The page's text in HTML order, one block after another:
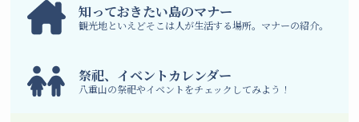
知っておきたい島のマナー
観光地といえどそこは人が生活する場所。マナーの紹介。
祭祀、イベントカレンダー
八重山の祭祀やイベントをチェックしてみよう！